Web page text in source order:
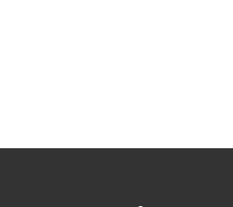
Posts navigation